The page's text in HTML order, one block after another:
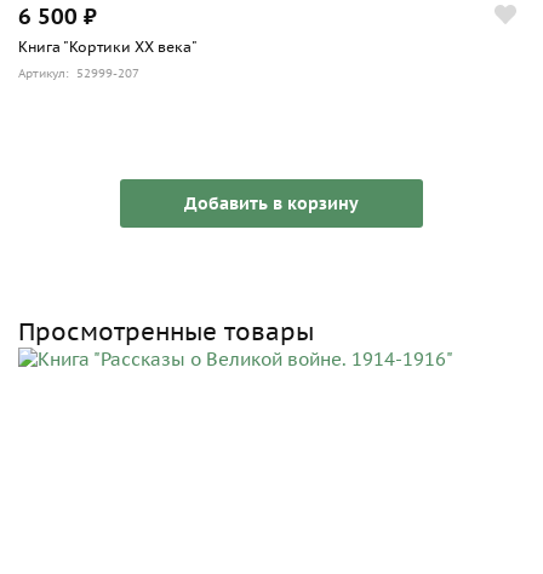
6 500 ₽
Книга "Кортики ХХ века"
Артикул: 52999-207
Добавить в корзину
Просмотренные товары